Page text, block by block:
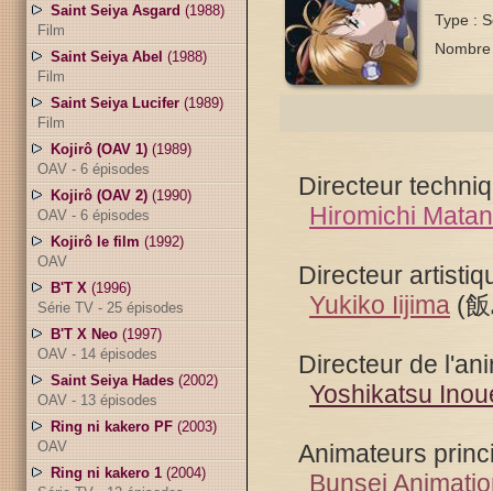
Saint Seiya Asgard (1988)
Film
Saint Seiya Abel (1988)
Film
Saint Seiya Lucifer (1989)
Film
Kojirô (OAV 1) (1989)
OAV - 6 épisodes
Kojirô (OAV 2) (1990)
OAV - 6 épisodes
Kojirô le film (1992)
OAV
B'T X (1996)
Série TV - 25 épisodes
B'T X Neo (1997)
OAV - 14 épisodes
Saint Seiya Hades (2002)
OAV - 13 épisodes
Ring ni kakero PF (2003)
OAV
Ring ni kakero 1 (2004)
Type :
Directeur
Hiromichi
Directeur
Yukiko Iijima (
Directeur de
Yoshikatsu
Animateurs
Bunsei